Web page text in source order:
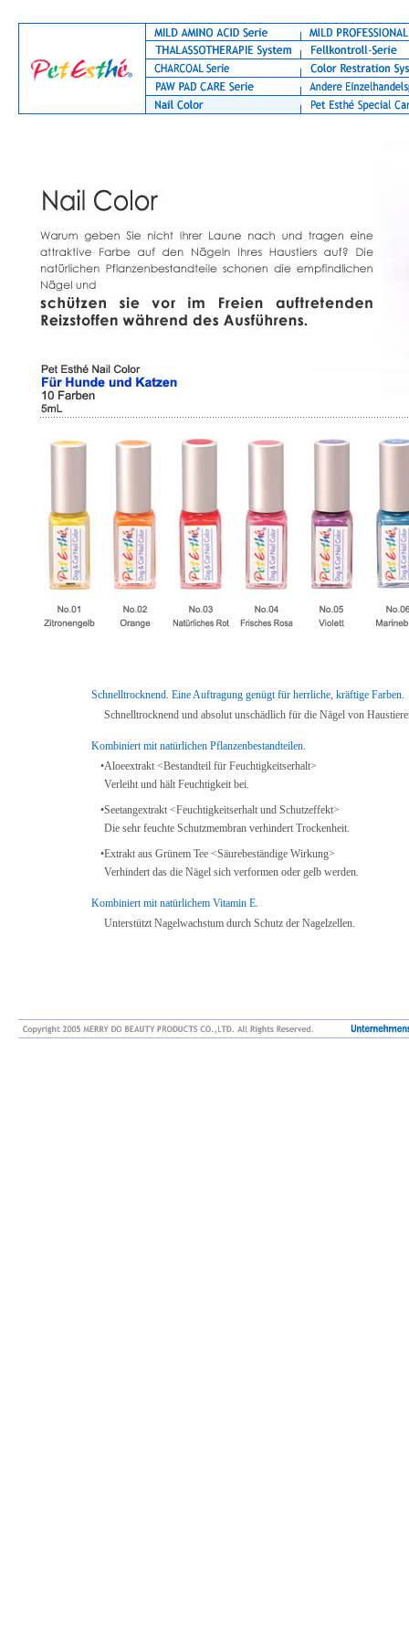
Schnelltrocknend. Eine Auftragung genügt für herrliche, kräftige Farben.
Schnelltrocknend und absolut unschädlich für die Nägel von
Kombiniert mit natürlichen Pflanzenbestandteilen.
•Aloeextrakt <Bestandteil für Feuchtigkeitserhalt>
Verleiht und hält Feuchtigkeit bei.
•Seetangextrakt <Feuchtigkeitserhalt und Schutzeffekt>
Die sehr feuchte Schutzmembran verhindert Trockenheit.
•Extrakt aus Grünem Tee <Säurebeständige Wirkung>
Verhindert das die Nägel sich verformen oder gelb werden.
Kombiniert mit natürlichem Vitamin E.
Unterstützt Nagelwachstum durch Schutz der Nagelzellen.